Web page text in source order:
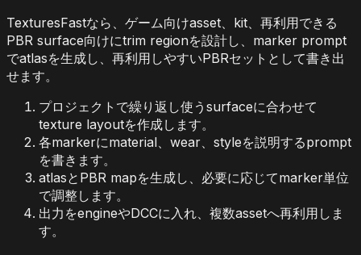
TexturesFastなら、ゲーム向けasset、kit、再利用できる
PBR surface向けにtrim regionを設計し、marker prompt
でatlasを生成し、再利用しやすいPBRセットとして書き出
せます。
プロジェクトで繰り返し使うsurfaceに合わせて
texture layoutを作成します。
各markerにmaterial、wear、styleを説明するprompt
を書きます。
atlasとPBR mapを生成し、必要に応じてmarker単位
で調整します。
出力をengineやDCCに入れ、複数assetへ再利用しま
す。